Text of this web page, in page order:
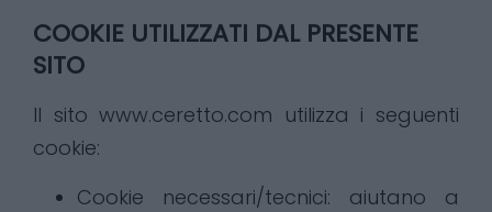
COOKIE UTILIZZATI DAL PRESENTE
SITO
Il sito www.ceretto.com utilizza i seguenti
cookie:
Cookie necessari/tecnici: aiutano a